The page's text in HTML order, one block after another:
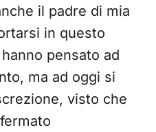
il padre di mia
in questo
pensato ad
ma ad oggi si
visto che